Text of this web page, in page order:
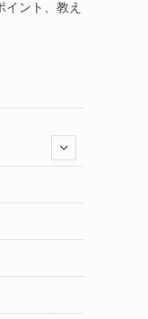
ント、教え